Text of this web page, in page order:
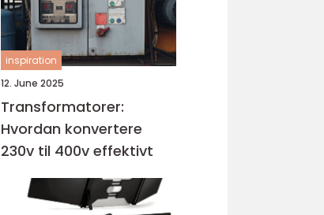
inspiration
12. June 2025
Transformatorer:
Hvordan konvertere
230v til 400v effektivt